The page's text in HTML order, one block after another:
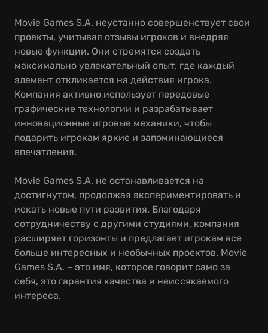
Movie Games S.A. неустанно совершенствует свои
проекты, учитывая отзывы игроков и внедряя
новые функции. Они стремятся создать
максимально увлекательный опыт, где каждый
элемент откликается на действия игрока.
Компания активно использует передовые
графические технологии и разрабатывает
инновационные игровые механики, чтобы
подарить игрокам яркие и запоминающиеся
впечатления.
Movie Games S.A. не останавливается на
достигнутом, продолжая экспериментировать и
искать новые пути развития. Благодаря
сотрудничеству с другими студиями, компания
расширяет горизонты и предлагает игрокам все
больше интересных и необычных проектов. Movie
Games S.A. – это имя, которое говорит само за
себя, это гарантия качества и неиссякаемого
интереса.